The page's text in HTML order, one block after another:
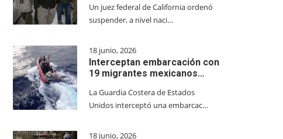
Un juez federal de California ordenó
suspender, a nivel naci…
18 junio, 2026
Interceptan embarcación con
19 migrantes mexicanos…
La Guardia Costera de Estados
Unidos interceptó una embarcac…
18 junio, 2026